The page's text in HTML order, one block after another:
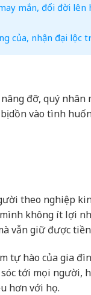
mắn, đổi đời lên
của, nhận đại lộc
đỡ, quý
dồn vào tình
theo nghiệp
không ít lợi
vẫn giữ được
tự hào của gia
tới mọi người,
hơn với họ.